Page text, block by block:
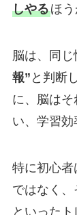
しやるほう
脳は、同
報” と判断
に、脳はそ
い、学習効
特に初心者
ではなく、
といった